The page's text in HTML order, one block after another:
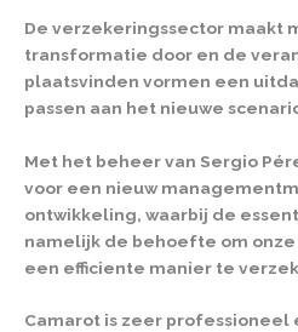
De verzekeringssector maakt
transformatie door en de
plaatsvinden vormen een
passen aan het nieuwe
Met het beheer van Sergio
voor een nieuw
ontwikkeling, waarbij de
namelijk de behoefte om
een efficiente manier te
Camarot is zeer professioneel